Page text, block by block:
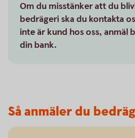
Om du misstänker att du
bedrägeri ska du kontakta
inte är kund hos oss, anmäl
din bank.
Så anmäler du